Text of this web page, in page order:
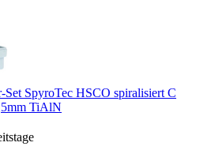
SpyroTec HSCO spiralisiert C
TiAlN